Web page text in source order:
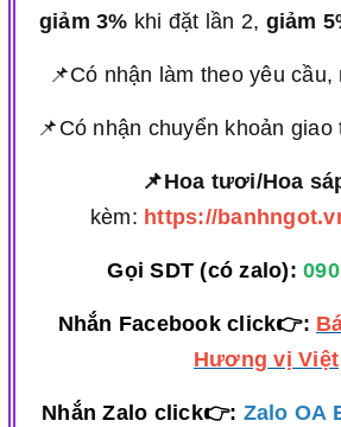
giảm 3% khi đặt lần 2, giảm
📌Có nhận làm theo yêu
📌Có nhận chuyển khoản
📌Hoa tươi/Hoa
kèm: https://
Gọi SDT (có zalo):
Nhắn Facebook click👉:
Hương vị Việt
Nhắn Zalo click👉: Zalo OA